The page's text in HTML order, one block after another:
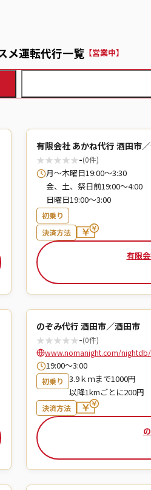
メ運転代行一覧【営業中】
有限会社 あかね代行 酒田市
★★★★★-(0件)
月～木曜日19:00～3:30
金、土、祭日前19:00～4:00
日曜日19:00～3:00
初乗り
決済方法
有限
のぞみ代行 酒田市／酒田市
★★★★★-(0件)
www.nomanight.com/
19:00～3:00
初乗り
3.9ｋｍまで1000円
以降1kmごとに200円
決済方法